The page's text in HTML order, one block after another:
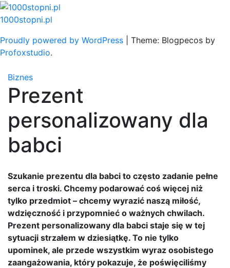
Skip
to
1000stopni.pl
Proudly powered by WordPress
Theme: Blogpecos by
Profoxstudio.
Biznes
Prezent
personalizowany dla
babci
Szukanie prezentu dla babci to często zadanie pełne
serca i troski. Chcemy podarować coś więcej niż
tylko przedmiot – chcemy wyrazić naszą miłość,
wdzięczność i przypomnieć o ważnych chwilach.
Prezent personalizowany dla babci staje się w tej
sytuacji strzałem w dziesiątkę. To nie tylko
upominek, ale przede wszystkim wyraz osobistego
zaangażowania, który pokazuje, że poświęciliśmy